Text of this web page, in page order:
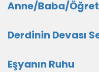
Anne/Baba/
Derdinin Devası
Eşyanın Ruhu